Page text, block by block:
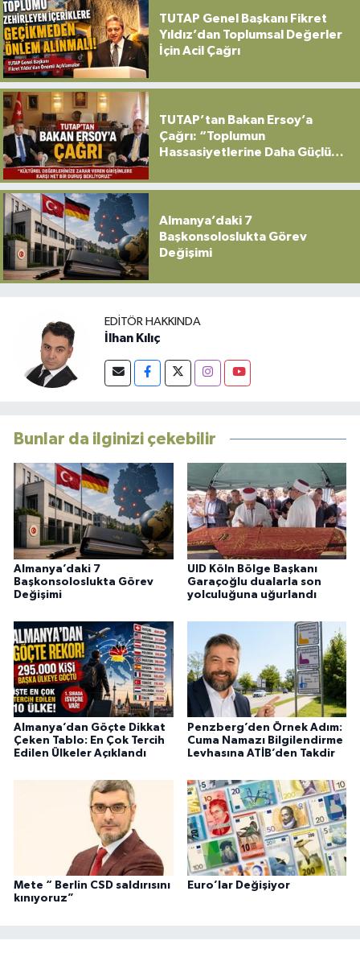
TUTAP Genel Başkanı Fikret
Yıldız’dan Toplumsal Değerler
İçin Acil Çağrı
TUTAP’tan Bakan Ersoy’a
Çağrı: “Toplumun
Hassasiyetlerine Daha Güçlü
Almanya’daki 7
Başkonsoloslukta Görev
Değişimi
EDITÖR HAKKINDA
İlhan Kılıç
Bunlar da ilginizi çekebilir
Almanya’daki 7
Başkonsoloslukta Görev
Değişimi
UID Köln Bölge Başkanı
Garaçoğlu dualarla son
yolculuğuna uğurlandı
Almanya’dan Göçte Dikkat
Çeken Tablo: En Çok Tercih
Edilen Ülkeler Açıklandı
Penzberg’den Örnek Adım:
Cuma Namazı Bilgilendirme
Levhasına ATİB’den Takdir
Mete “ Berlin CSD saldırısını
kınıyoruz”
Euro’lar Değişiyor